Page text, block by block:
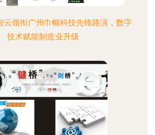
云领衔广州巾帼科技先锋路演，数字
技术赋能制造业升级